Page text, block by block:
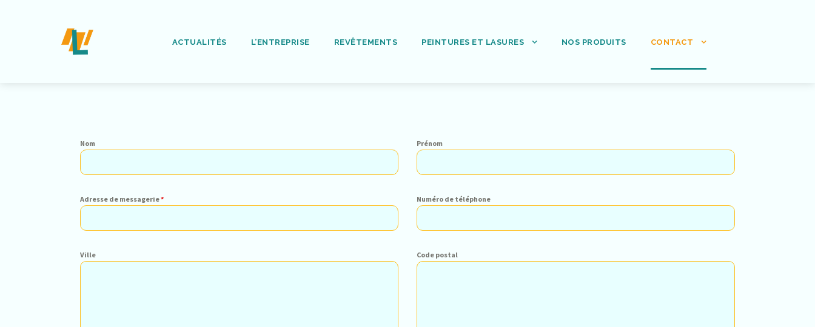
ACTUALITÉS L’ENTREPRISE REVÊTEMENTS PEINTURES ET LASURES NOS PRODUITS CONTACT
Nom Prénom
Adresse de messagerie* Numéro de téléphone
Ville Code postal